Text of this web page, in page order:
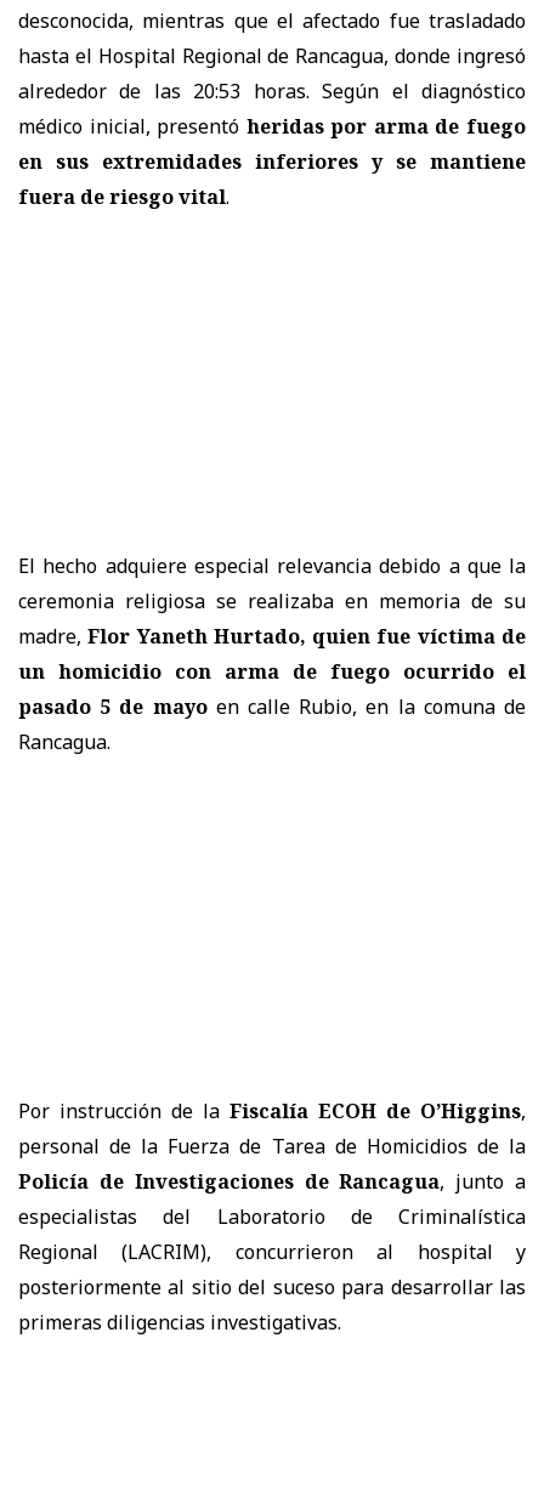
desconocida, mientras que el afectado fue trasladado
hasta el Hospital Regional de Rancagua, donde ingresó
alrededor de las 20:53 horas. Según el diagnóstico
médico inicial, presentó heridas por arma de fuego
en sus extremidades inferiores y se mantiene
fuera de riesgo vital.
El hecho adquiere especial relevancia debido a que la
ceremonia religiosa se realizaba en memoria de su
madre,Flor Yaneth Hurtado, quien fue víctima de
un homicidio con arma de fuego ocurrido el
pasado 5 de mayoen calle Rubio, en la comuna de
Rancagua.
Por instrucción de la Fiscalía ECOH de O’Higgins,
personal de la Fuerza de Tarea de Homicidios de la
Policía de Investigaciones de Rancagua, junto a
especialistas del Laboratorio de Criminalística
Regional (LACRIM), concurrieron al hospital y
posteriormente al sitio del suceso para desarrollar las
primeras diligencias investigativas.